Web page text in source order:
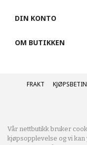
DIN KONTO
OM BUTIKKEN
FRAKT
Vår nettbutikk bruker
kjøpsopplevelse og vi